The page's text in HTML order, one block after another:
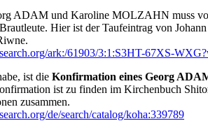
ADAM und Karoline MOLZAHN muss
Hier ist der Taufeintrag von
ark:/61903/3:1:S3HT-67XS-
ist die Konfirmation eines Georg
ist zu finden im Kirchenbuch
zusammen.
de/search/catalog/koha:339789